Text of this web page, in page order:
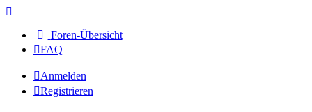
Foren-Übersicht
FAQ
Anmelden
Registrieren